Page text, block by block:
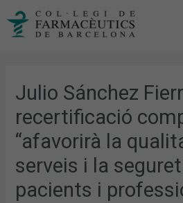
Julio Sánchez
recertificació
“afavorirà la
serveis i la
pacients i